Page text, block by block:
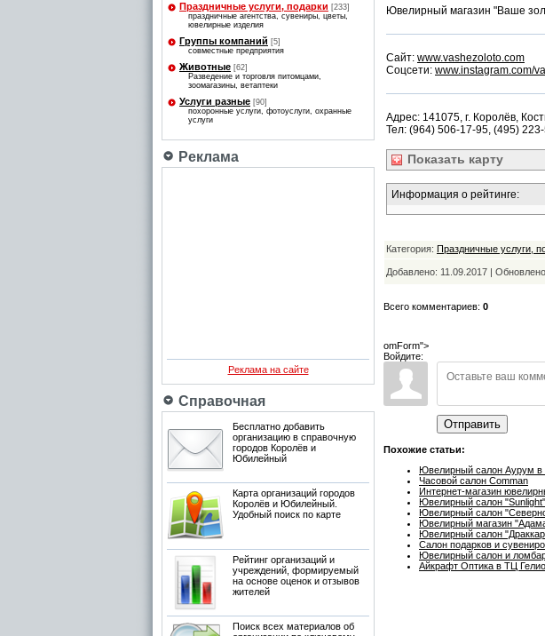
Праздничные услуги, подарки [233]
праздничные агентства, сувениры, цветы,
ювелирные изделия
Группы компаний [5]
совместные предприятия
Животные [62]
Разведение и торговля питомцами,
зоомагазины, ветаптеки
Услуги разные [90]
похоронные услуги, фотоуслуги, охранные
услуги
Реклама
Реклама на сайте
Справочная
Бесплатно добавить
организацию в справочную
городов Королёв и
Юбилейный
Карта организаций городов
Королёв и Юбилейный.
Удобный поиск по карте
Рейтинг организаций и
учреждений, формируемый
на основе оценок и отзывов
жителей
Поиск всех материалов об
Ювелирный магазин "Ваше
Сайт: www.vashezoloto.com
Соцсети: www.instagram.com/
Адрес: 141075, г. Королёв,
Тел: (964) 506-17-95, (495)
Показать карту
Информация о рейтинге:
Категория: Праздничные услуги,
Добавлено: 11.09.2017 |
Всего комментариев: 0
omForm">
Войдите:
Отправить
Похожие статьи:
Ювелирный салон Аурум в
Часовой салон Comman
Интернет-магазин
Ювелирный салон "Sunlight"
Ювелирный салон
Ювелирный магазин
Ювелирный салон
Салон подарков и
Ювелирный салон и
Айкрафт Оптика в ТЦ